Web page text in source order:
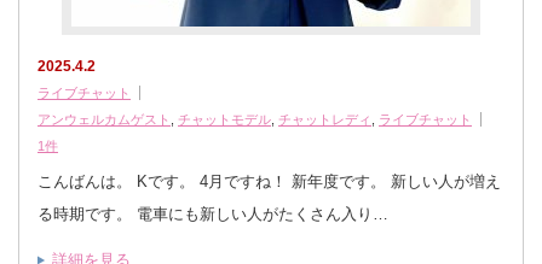
2025.4.2
ライブチャット
アンウェルカムゲスト , チャットモデル, チャットレディ , ライブチャット
1件
こんばんは。 Kです。 4月ですね！ 新年度です。 新しい人が増え
る時期です。 電車にも新しい人がたくさん入り…
詳細を見る